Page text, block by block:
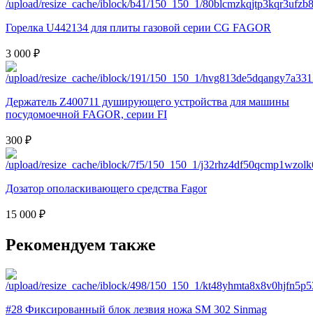
Горелка U442134 для плиты газовой серии CG FAGOR
3 000 ₽
Держатель Z400711 душирующего устройства для машины
посудомоечной FAGOR, серии FI
300 ₽
Дозатор ополаскивающего средства Fagor
15 000 ₽
Рекомендуем также
#28 Фиксированный блок лезвия ножа SM 302 Sinmag